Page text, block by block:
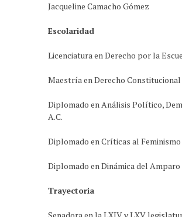
Jacqueline Camacho Gómez
Escolaridad
Licenciatura en Derecho por la
Maestría en Derecho
Diplomado en Análisis Político,
A.C.
Diplomado en Críticas al
Diplomado en Dinámica del
Trayectoria